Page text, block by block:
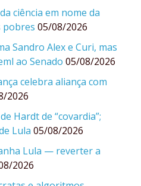
ciência em nome da
pobres 05/08/2026
Sandro Alex e Curi, mas
ao Senado 05/08/2026
celebra aliança com
2026
Hardt de “covardia”;
Lula 05/08/2026
Lula — reverter a
2026